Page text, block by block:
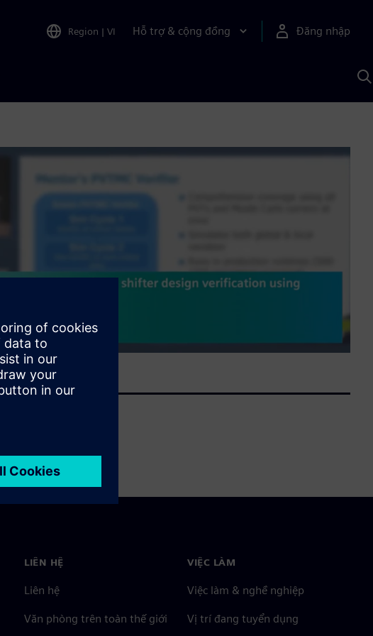
Region | VI Hỗ trợ & cộng đồng Đăng nhập
LIÊN HỆ
Liên hệ
Văn phòng trên toàn thế giới
VIỆC LÀM
Việc làm & nghề nghiệp
Vị trí đang tuyển dụng